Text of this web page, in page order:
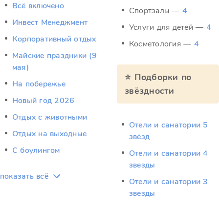
Всё включено
Инвест Менеджмент
Корпоративный отдых
Майские праздники (9
мая)
На побережье
Новый год 2026
Отдых c животными
Отдых на выходные
С боулингом
показать всё
Спортзалы — 4
Услуги для детей — 4
Косметология — 4
⭐ Подборки по
звёздности
Отели и санатории 5
звёзд
Отели и санатории 4
звезды
Отели и санатории 3
звезды